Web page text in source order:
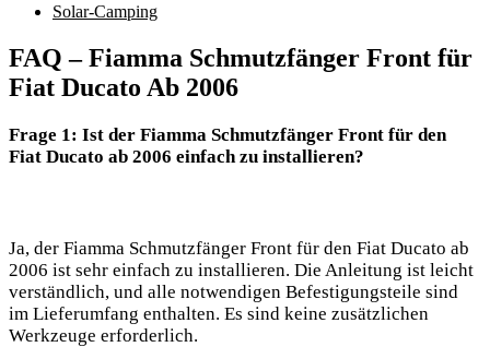
Solar-Camping
FAQ – Fiamma Schmutzfänger Front für
Fiat Ducato Ab 2006
Frage 1: Ist der Fiamma Schmutzfänger Front für den
Fiat Ducato ab 2006 einfach zu installieren?
Ja, der Fiamma Schmutzfänger Front für den Fiat Ducato ab
2006 ist sehr einfach zu installieren. Die Anleitung ist leicht
verständlich, und alle notwendigen Befestigungsteile sind
im Lieferumfang enthalten. Es sind keine zusätzlichen
Werkzeuge erforderlich.